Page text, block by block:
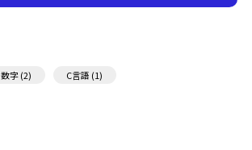
数字 (2) C言語 (1)